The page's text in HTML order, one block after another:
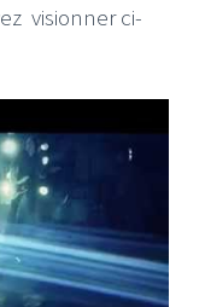
visionner ci-